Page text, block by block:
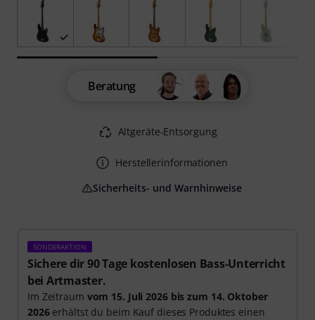
SONDERAKTION
Sichere dir 90 Tage kostenlosen Bass-Unterricht
bei Artmaster.
Im Zeitraum vom 15. Juli 2026 bis zum 14. Oktober
2026erhältst du beim Kauf dieses Produktes einen
Beratung
Altgeräte-Entsorgung
Herstellerinformationen
Sicherheits- und Warnhinweise